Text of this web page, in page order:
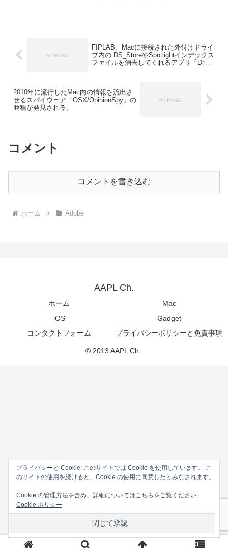
FIPLAB、Macに接続された外付けドライ
ブ内の.DS_StoreやSpotlightインデックス
ファイルを消去してくれるアプリ「Drive
2010年に流行したMac内の情報を流出さ
せるスパイウェア「OSX/OpinionSpy」の
亜種が発見される。
コメント
コメントを書き込む
ホーム Adobe
AAPL Ch.
ホーム
Mac
iOS
Gadget
コンタクトフォーム
プライバシーポリシーと免責事項
© 2013 AAPL Ch..
プライバシーと Cookie: このサイトでは Cookie を使用しています。 こ
のサイトの使用を続けると、Cookie の使用に同意したとみなされます。
Cookie の管理方法を含め、詳細についてはこちらをご覧ください:
Cookie ポリシー